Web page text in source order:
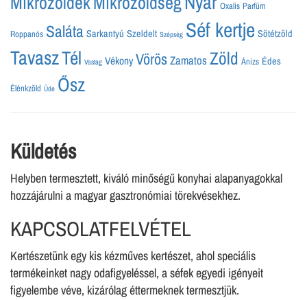
Oxalis Parfüm
Roppanós Saláta Sarkantyú Szeldelt Szépség Séf kertje Sötétzöld
TavaszTél Vastag VékonyVörösZamatosZöld Ánizs Édes
Élénkzöld Üde Ősz
Küldetés
Helyben termesztett, kiváló minőségű konyhai alapanyagokkal
hozzájárulni a magyar gasztronómiai törekvésekhez.
KAPCSOLATFELVÉTEL
Kertészetünk egy kis kézműves kertészet, ahol speciális
termékeinket nagy odafigyeléssel, a séfek egyedi igényeit
figyelembe véve, kizárólag éttermeknek termesztjük.